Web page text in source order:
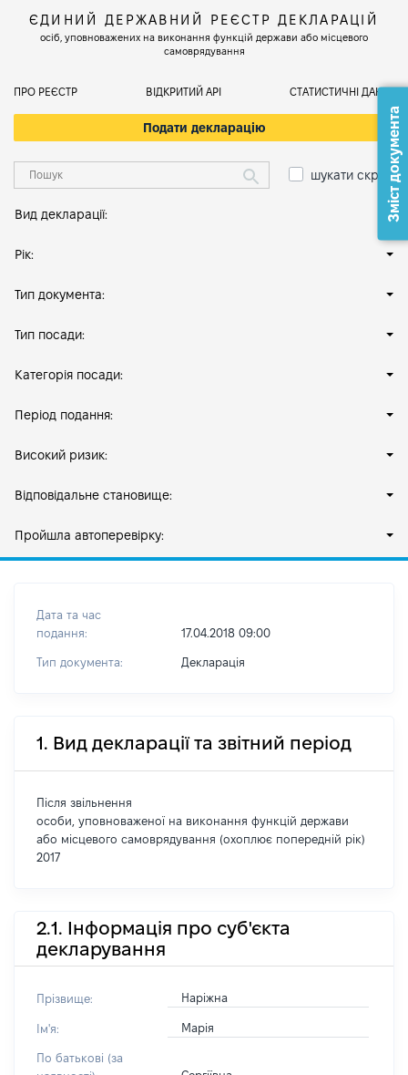
ЄДИНИЙ ДЕРЖАВНИЙ РЕЄСТР ДЕКЛАРАЦІЙ
осіб, уповноважених на виконання функцій держави або місцевого
самоврядування
ПРО РЕЄСТР ВІДКРИТИЙ АРІ СТАТИСТИЧНІ ДАНІ
Подати декларацію
шукати скрізь
Вид декларації:
Рік:
Тип документа:
Тип посади:
Категорія посади:
Період подання:
Високий ризик:
Відповідальне становище:
Пройшла автоперевірку:
Дата та час
подання:
17.04.2018 09:00
Тип документа: Декларація
1. Вид декларації та звітний період
Після звільнення
особи, уповноваженої на виконання функцій держави
або місцевого самоврядування (охоплює попередній рік)
2017
2.1. Інформація про суб'єкта
декларування
Прізвище: Наріжна
Ім'я: Марія
По батькові (за
Зміст документа